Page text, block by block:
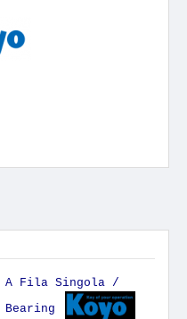
A Fila Singola /
Bearing